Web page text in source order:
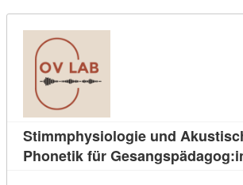
Stimmphysiologie und
Phonetik für